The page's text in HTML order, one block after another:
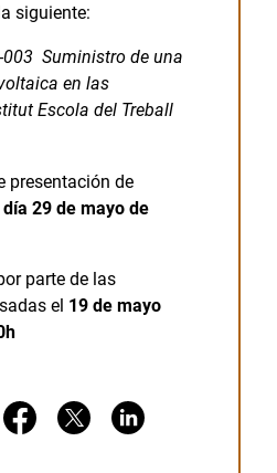
siguiente:
Suministro de una
en las
Escola del Treball
presentación de
día 29 de mayo de
parte de las
el 19 de mayo